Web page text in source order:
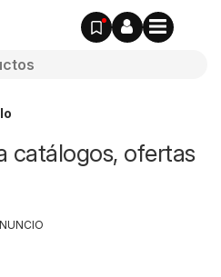
catálogos, ofertas